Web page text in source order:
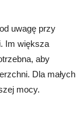
uwagę przy
Im większa
aby
Dla małych
mocy.